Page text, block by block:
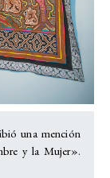
una mención
y la Mujer».